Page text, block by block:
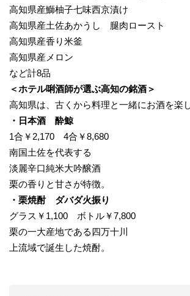
高知県産鰤柚子七味西京漬け
高知県産土佐あかうし 腿肉ロースト
高知県産香り米釜
高知県産メロン
など計8品
＜ホテル唎酒師が選ぶ高知の銘酒＞
高知県は、古くから料理と一緒にお酒を楽
・日本酒 酔鯨
1合￥2,170 4合￥8,680
南国土佐を代表する
淡麗辛口純米大吟醸酒
栗の香りと甘さが特徴。
・栗焼酎 ダバダ火振り
グラス￥1,100 ボトル￥7,800
栗の一大産地である四万十川
上流域で誕生した焼酎。